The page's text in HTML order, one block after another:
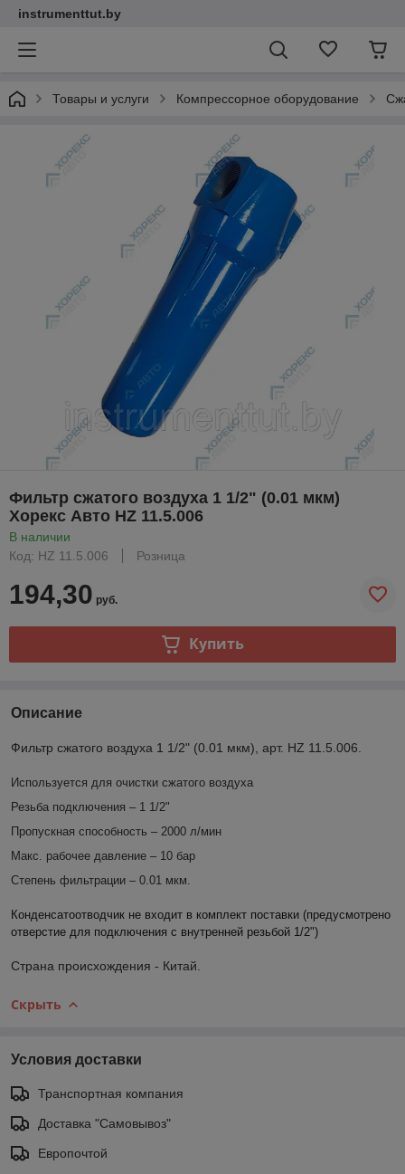
instrumenttut.by
Товары и услуги Компрессорное оборудование
Фильтр сжатого воздуха 1 1/2" (0.01 мкм)
Хорекс Авто HZ 11.5.006
В наличии
Код: HZ 11.5.006
Розница
194,30 руб.
Купить
Описание
Фильтр сжатого воздуха 1 1/2" (0.01 мкм), арт. HZ 11.5.006.
Используется для очистки сжатого воздуха
Резьба подключения – 1 1/2"
Пропускная способность – 2000 л/мин
Макс. рабочее давление – 10 бар
Степень фильтрации – 0.01 мкм
Конденсатоотводчик не входит в комплект поставки (предусмотрено
отверстие для подключения с внутренней резьбой 1/2")
Страна происхождения - Китай.
Скрыть
Условия доставки
Транспортная компания
Доставка "Самовывоз"
Европочтой